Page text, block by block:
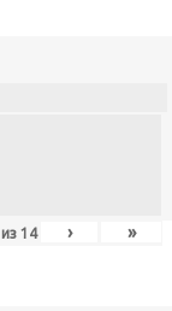
из 14 › »